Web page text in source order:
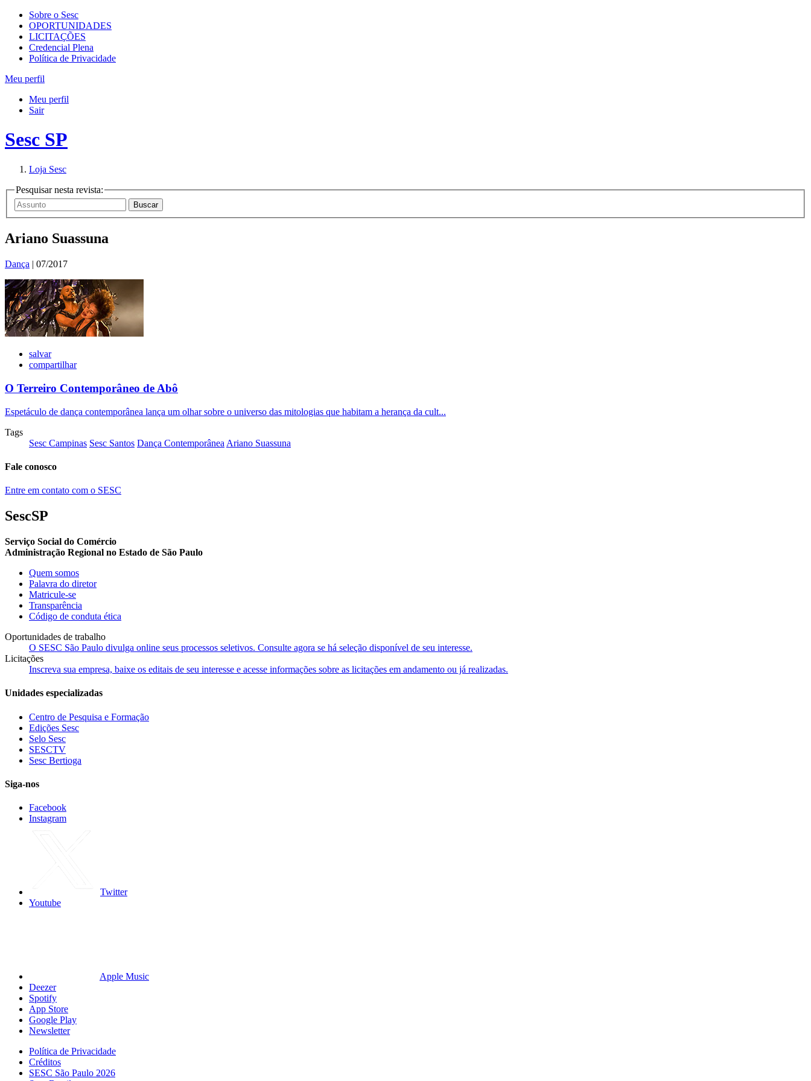
Sobre o Sesc
OPORTUNIDADES
LICITAÇÕES
Credencial Plena
Política de Privacidade
Meu perfil
Meu perfil
Sair
Sesc SP
Loja Sesc
Pesquisar nesta revista:
Ariano Suassuna
Dança | 07/2017
salvar
compartilhar
O Terreiro Contemporâneo de Abô
Espetáculo de dança contemporânea lança um olhar sobre o universo das mitologias que habitam a herança da cult...
Tags
Sesc Campinas Sesc Santos Dança Contemporânea Ariano Suassuna
Fale conosco
Entre em contato com o SESC
SescSP
Serviço Social do Comércio
Administração Regional no Estado de São Paulo
Quem somos
Palavra do diretor
Matricule-se
Transparência
Código de conduta ética
Oportunidades de trabalho
O SESC São Paulo divulga online seus processos seletivos. Consulte agora se há seleção disponível de seu interesse.
Licitações
Inscreva sua empresa, baixe os editais de seu interesse e acesse informações sobre as licitações em andamento ou já realizadas.
Unidades especializadas
Centro de Pesquisa e Formação
Edições Sesc
Selo Sesc
SESCTV
Sesc Bertioga
Siga-nos
Facebook
Instagram
Twitter
Youtube
Apple Music
Deezer
Spotify
App Store
Google Play
Newsletter
Política de Privacidade
Créditos
SESC São Paulo 2026